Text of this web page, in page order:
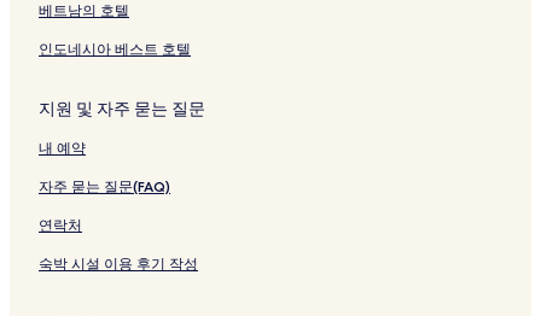
베트남의 호텔
인도네시아 베스트 호텔
지원 및 자주 묻는 질문
내 예약
자주 묻는 질문(FAQ)
연락처
숙박 시설 이용 후기 작성